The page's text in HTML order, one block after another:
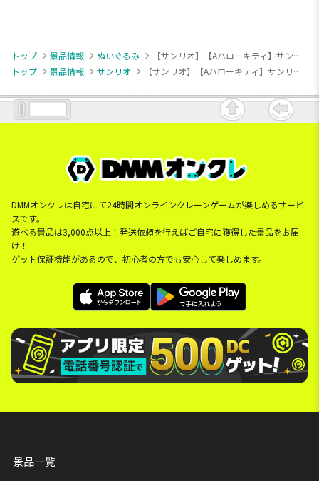
トップ 景品情報 ぬいぐるみ
【サンリオ】【Aハローキティ】サンリオキャラクターズ リラックスサマーバケーションドールBIGタイプ1
トップ
景品情報 サンリオ 【サンリオ】【Aハローキティ】サンリオキャラクターズ リラックスサマーバケーションドールBIGタイプ1
DMMオンクレは自宅にて24時間オンラインクレーンゲームが楽しめるサービ
スです。
遊べる景品は3,000点以上！発送依頼を行えばご自宅に獲得した景品をお届
け！
ゲット保証機能があるので、初心者の方でも安心して楽しめます。
景品一覧